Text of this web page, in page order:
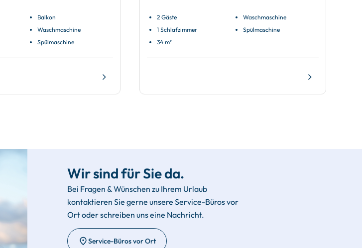
Balkon
Waschmaschine
Spülmaschine
2 Gäste
1 Schlafzimmer
34 m²
Waschmaschine
Spülmaschine
Wir sind für Sie da.
Bei Fragen & Wünschen zu Ihrem Urlaub
kontaktieren Sie gerne unsere Service-Büros vor
Ort oder schreiben uns eine Nachricht.
Service-Büros vor Ort